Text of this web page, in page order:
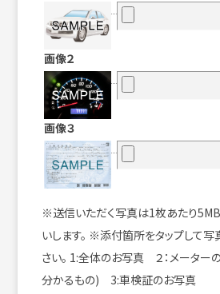
画像２
画像３
※送信いただく写真は1枚あたり
いします。 ※添付箇所をタップして写
さい。 1:全体のお写真 ２：メーター
分かるもの) 3:車検証のお写真